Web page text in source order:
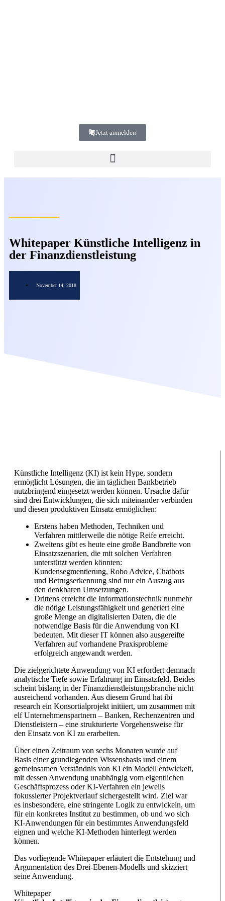
Jetzt anmelden
Whitepaper Künstliche Intelligenz in
der Finanzdienstleistung
November 14, 2018
Künstliche Intelligenz (KI) ist kein Hype, sondern
ermöglicht Lösungen, die im täglichen Bankbetrieb
nutzbringend eingesetzt werden können. Ursache dafür
sind drei Entwicklungen, die sich miteinander verbinden
und diesen produktiven Einsatz ermöglichen:
Erstens haben Methoden, Techniken und
Verfahren mittlerweile die nötige Reife erreicht.
Zweitens gibt es heute eine große Bandbreite von
Einsatzszenarien, die mit solchen Verfahren
unterstützt werden könnten:
Kundensegmentierung, Robo Advice, Chatbots
und Betrugserkennung sind nur ein Auszug aus
den denkbaren Umsetzungen.
Drittens erreicht die Informationstechnik nunmehr
die nötige Leistungsfähigkeit und generiert eine
große Menge an digitalisierten Daten, die die
notwendige Basis für die Anwendung von KI
bedeuten. Mit dieser IT können also ausgereifte
Verfahren auf vorhandene Praxisprobleme
erfolgreich angewandt werden.
Die zielgerichtete Anwendung von KI erfordert demnach
analytische Tiefe sowie Erfahrung im Einsatzfeld. Beides
scheint bislang in der Finanzdienstleistungsbranche nicht
ausreichend vorhanden. Aus diesem Grund hat ibi
research ein Konsortialprojekt initiiert, um zusammen mit
elf Unternehmenspartnern – Banken, Rechenzentren und
Dienstleistern – eine strukturierte Vorgehensweise für
den Einsatz von KI zu erarbeiten.
Über einen Zeitraum von sechs Monaten wurde auf
Basis einer grundlegenden Wissensbasis und einem
gemeinsamen Verständnis von KI ein Modell entwickelt,
mit dessen Anwendung unabhängig vom eigentlichen
Geschäftsprozess oder KI-Verfahren ein jeweils
fokussierter Projektverlauf sichergestellt wird. Ziel war
es insbesondere, eine stringente Logik zu entwickeln, um
für ein konkretes Institut zu bestimmen, ob und wo sich
KI-Anwendungen für ein bestimmtes Anwendungsfeld
eignen und welche KI-Methoden hinterlegt werden
können.
Das vorliegende Whitepaper erläutert die Entstehung und
Argumentation des Drei-Ebenen-Modells und skizziert
seine Anwendung.
Whitepaper